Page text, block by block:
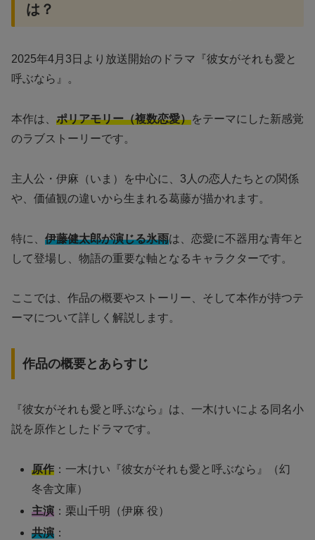
は？
2025年4月3日より放送開始のドラマ『彼女がそれも愛と
呼ぶなら』。
本作は、 ポリアモリー（複数恋愛）をテーマにした新感覚
のラブストーリーです。
主人公・伊麻（いま）を中心に、3人の恋人たちとの関係
や、価値観の違いから生まれる葛藤が描かれます。
特に、 伊藤健太郎が演じる氷雨は、恋愛に不器用な青年と
して登場し、物語の重要な軸となるキャラクターです。
ここでは、作品の概要やストーリー、そして本作が持つテ
ーマについて詳しく解説します。
作品の概要とあらすじ
『彼女がそれも愛と呼ぶなら』は、一木けいによる同名小
説を原作としたドラマです。
原作 ：一木けい『彼女がそれも愛と呼ぶなら』（幻
冬舎文庫）
主演 ：栗山千明（伊麻 役）
共演 ：